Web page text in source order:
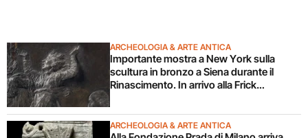
ARCHEOLOGIA & ARTE ANTICA
Importante mostra a New York sulla
scultura in bronzo a Siena durante il
Rinascimento. In arrivo alla Frick
ARCHEOLOGIA & ARTE ANTICA